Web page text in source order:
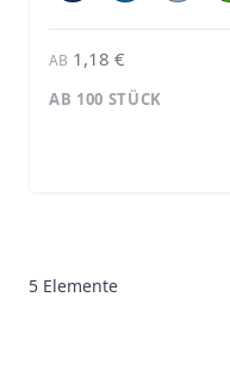
AB 1,18 €
AB 100 STÜCK
5 Elemente